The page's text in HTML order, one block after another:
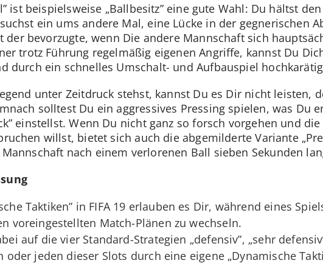
ist beispielsweise „Ballbesitz” eine gute Wahl: Du hältst
ein ums andere Mal, eine Lücke in der gegnerischen
der bevorzugte, wenn Die andere Mannschaft sich
trotz Führung regelmäßig eigenen Angriffe, kannst Du
durch ein schnelles Umschalt- und Aufbauspiel
unter Zeitdruck stehst, kannst Du es Dir nicht leisten,
solltest Du ein aggressives Pressing spielen, was Du
einstellst. Wenn Du nicht ganz so forsch vorgehen und
willst, bietet sich auch die abgemilderte Variante
nach einem verlorenen Ball sieben Sekunden
Taktiken” in FIFA 19 erlauben es Dir, während eines
voreingestellten Match-Plänen zu wechseln.
auf die vier Standard-Strategien „defensiv”, „sehr
oder jeden dieser Slots durch eine eigene „Dynamische